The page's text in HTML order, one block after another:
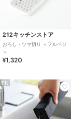
212キッチンストア
おろし・ツマ切り ＜フルベジ
＞
¥1,320
PR